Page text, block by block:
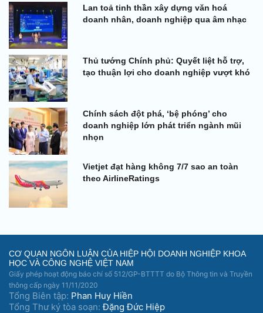
Lan toả tinh thần xây dựng văn hoá
doanh nhân, doanh nghiệp qua âm nhạc
Thủ tướng Chính phủ: Quyết liệt hỗ trợ,
tạo thuận lợi cho doanh nghiệp vượt khó
Chính sách đột phá, ‘bệ phóng’ cho
doanh nghiệp lớn phát triển ngành mũi
nhọn
Vietjet đạt hàng không 7/7 sao an toàn
theo AirlineRatings
CƠ QUAN NGÔN LUẬN CỦA HIỆP HỘI DOANH NGHIỆP KHOA
HỌC VÀ CÔNG NGHỆ VIỆT NAM
Giấy phép hoạt động báo chí số 512/GP-BTTTT do Bộ Thông tin và Truyền
thông cấp ngày 11/11/2020
Tổng Biên tập: Phan Huy Hiền
Tổng Thư ký tòa soạn:Đặng Đức Hiệp